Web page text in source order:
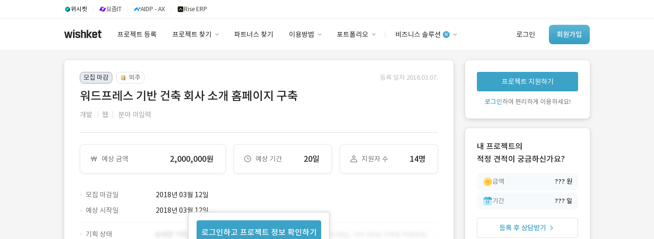
위시켓 요즘IT AIDP - AX Rise ERP
프로젝트 등록 프로젝트 찾기 파트너스 찾기 이용방법 포트폴리오 비즈니스 솔루션 로그인 회원가입
이용요금
고객센터
안심 코드 케어
유사사례 검색 AI
‘이런 거’ 만들어본
개발 회사 있어?
모집 마감 외주 등록 일자 2018.03.07.
워드프레스 기반 건축 회사 소개 홈페이지 구축
개발 웹 분야 미입력
예상 금액 2,000,000원 예상 기간 20일 지원자 수 14명
모집 마감일 2018년 03월 12일
로그인하고 프로젝트 정보 확인하기
예상 시작일 2018년 03월 12일
기획 상태
프로젝트 지원하기
로그인하여 편리하게 이용하세요!
내 프로젝트의
적정 견적이 궁금하신가요?
금액 ??? 원
기간 ??? 일
등록 후 상담받기